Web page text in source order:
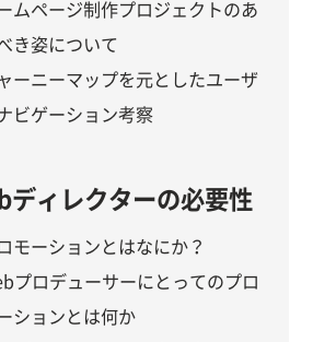
ムページ制作プロジェクトのあ
き姿について
ーニーマップを元としたユーザ
ビゲーション考察
ディレクターの必要性
モーションとはなにか？
プロデューサーにとってのプロ
ションとは何か